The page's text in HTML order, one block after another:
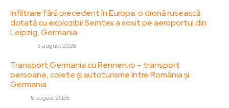
Infiltrare fără precedent în Europa: o dronă rusească
dotată cu explozibil Semtex a sosit pe aeroportul din
Leipzig, Germania
5 august 2026
Transport Germania cu Rennen.ro – transport
persoane, colete și autoturisme între România și
Germania
5 august 2026